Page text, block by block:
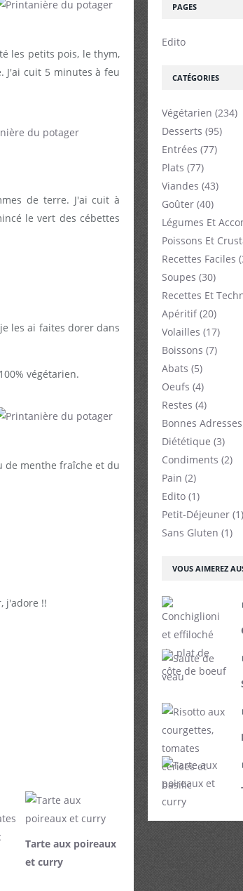
les petits pois, le thym,
J'ai cuit 5 minutes à feu
de terre. J'ai cuit à
le vert des cébettes
les ai faites dorer dans
végétarien.
de menthe fraîche et du
j'adore !!
Tarte aux poireaux
et curry
VOUS AIMEREZ
PAGES
Edito
CATÉGORIES
Végétarien (234)
Desserts (95)
Entrées (77)
Plats (77)
Viandes (43)
Goûter (40)
Légumes Et
Poissons Et
Recettes Faciles
Soupes (30)
Recettes Et
Apéritif(20)
Volailles (17)
Boissons (7)
Abats (5)
Oeufs (4)
Restes (4)
Bonnes Adresses
Diététique (3)
Condiments (2)
Pain (2)
Edito (1)
Petit-Déjeuner (1)
Sans Gluten (1)